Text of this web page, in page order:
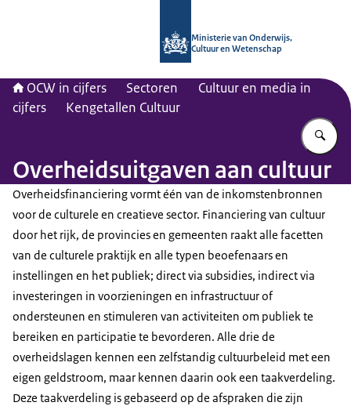
Ministerie van Onderwijs,
Cultuur en Wetenschap
OCW in cijfers Sectoren
Cultuur en media in
cijfers
Kengetallen Cultuur
Overheidsuitgaven aan cultuur
Overheidsfinanciering vormt één van de inkomstenbronnen
voor de culturele en creatieve sector. Financiering van cultuur
door het rijk, de provincies en gemeenten raakt alle facetten
van de culturele praktijk en alle typen beoefenaars en
instellingen en het publiek; direct via subsidies, indirect via
investeringen in voorzieningen en infrastructuur of
ondersteunen en stimuleren van activiteiten om publiek te
bereiken en participatie te bevorderen. Alle drie de
overheidslagen kennen een zelfstandig cultuurbeleid met een
eigen geldstroom, maar kennen daarin ook een taakverdeling.
Deze taakverdeling is gebaseerd op de afspraken die zijn